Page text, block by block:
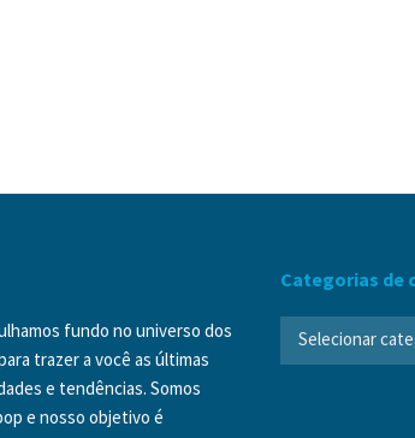
fundo no universo dos
trazer a você as últimas
e tendências. Somos
e nosso objetivo é
Categorias de
Selecionar